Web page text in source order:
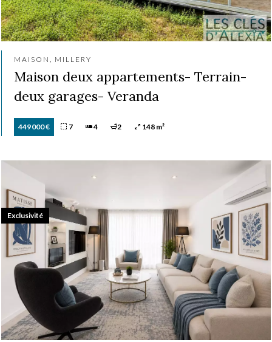
MAISON, MILLERY
Maison deux appartements- Terrain-
deux garages- Veranda
449 000 € 7 4 2 148 m²
Exclusivité